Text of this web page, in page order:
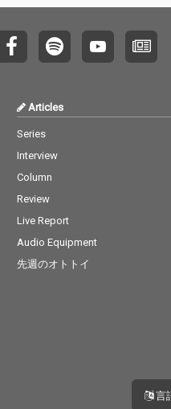
Articles
Series
Interview
Column
Review
Live Report
Audio Equipment
先週のオトトイ
言